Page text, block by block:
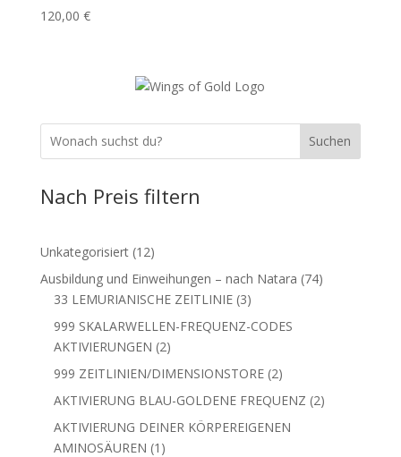
120,00 €
Suchen
Nach Preis filtern
Unkategorisiert 1212
Produkte
Ausbildung und Einweihungen – nach Natara 7474
33 LEMURIANISCHE ZEITLINIE 33
Produkte
999 SKALARWELLEN-FREQUENZ-CODES
AKTIVIERUNGEN 22
Produkte
999 ZEITLINIEN/DIMENSIONSTORE 22
Produkte
AKTIVIERUNG BLAU-GOLDENE FREQUENZ 22
AKTIVIERUNG DEINER KÖRPEREIGENEN
AMINOSÄUREN 1 1